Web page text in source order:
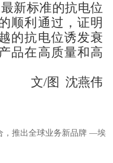
最新标准的抗电位
顺利通过，证明
的抗电位诱发衰
品在高质量和高
文/图 沈燕伟
，推出全球业务新品牌 —埃